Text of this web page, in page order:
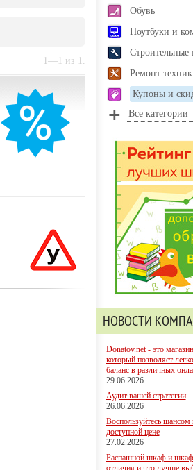
1—1 из 1.
Обувь
Ноутбуки и
Строительные
Ремонт
Купоны и
Все категории
НОВОСТИ
Donatov.net - это
который позволяет
баланс в различных
29.06.2026
Аудит вашей стратегии
26.06.2026
Воспользуйтесь шансом
доступной цене
27.02.2026
Распашной шкаф и
отличия и что лучше